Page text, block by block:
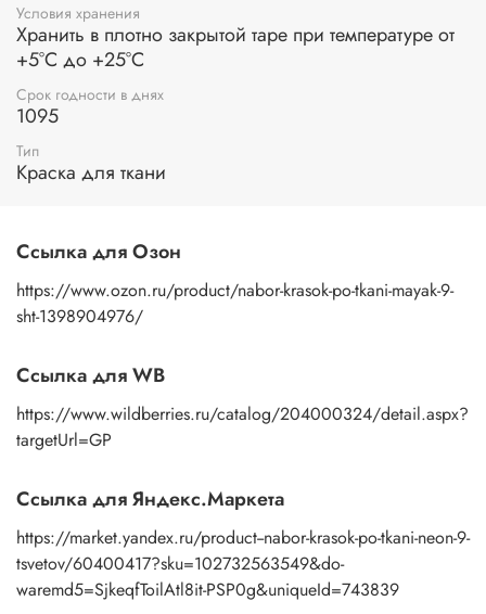
Условия хранения
Хранить в плотно закрытой таре при температуре от
+5°С до +25°С
Срок годности в днях
1095
Тип
Краска для ткани
Ссылка для Озон
https://www.ozon.ru/product/nabor-krasok-po-tkani-mayak-9-
sht-1398904976/
Ссылка для WB
https://www.wildberries.ru/catalog/204000324/detail.aspx?
targetUrl=GP
Ссылка для Яндекс.Маркета
https://market.yandex.ru/product--nabor-krasok-po-tkani-neon-9-
tsvetov/60400417?sku=102732563549&do-
waremd5=SjkeqfToilAtl8it-PSP0g&uniqueId=743839